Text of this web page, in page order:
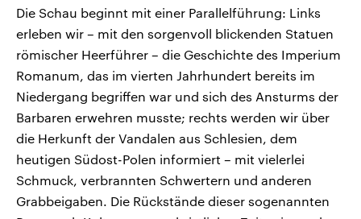
Die Schau beginnt mit einer Parallelführung: Links
erleben wir – mit den sorgenvoll blickenden Statuen
römischer Heerführer – die Geschichte des Imperium
Romanum, das im vierten Jahrhundert bereits im
Niedergang begriffen war und sich des Ansturms der
Barbaren erwehren musste; rechts werden wir über
die Herkunft der Vandalen aus Schlesien, dem
heutigen Südost-Polen informiert – mit vielerlei
Schmuck, verbrannten Schwertern und anderen
Grabbeigaben. Die Rückstände dieser sogenannten